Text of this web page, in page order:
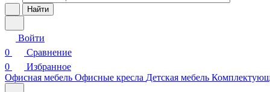
Найти
Войти
0
Сравнение
0
Избранное
Офисная мебель Офисные кресла Детская мебель